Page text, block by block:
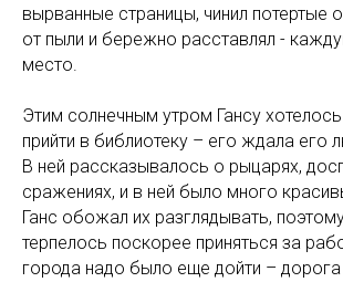
вырванные страницы, чинил потертые
от пыли и бережно расставлял -
место.
Этим солнечным утром Гансу
прийти в библиотеку – его ждала его
В ней рассказывалось о рыцарях,
сражениях, и в ней было много
Ганс обожал их разглядывать,
терпелось поскорее приняться за
города надо было еще дойти –